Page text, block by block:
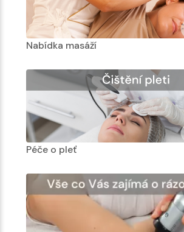
Nabídka masáží
Péče o pleť